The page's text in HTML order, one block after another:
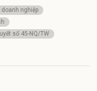
doanh nghiệp
số 45-NQ/TW